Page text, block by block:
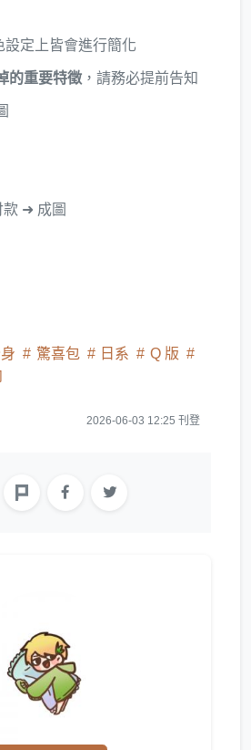
設定上皆會進行簡化
的重要特徵 ，請務必提前告知
➜ 成圖
驚喜包 日系
Q 版
2026-06-03 12:25 刊登